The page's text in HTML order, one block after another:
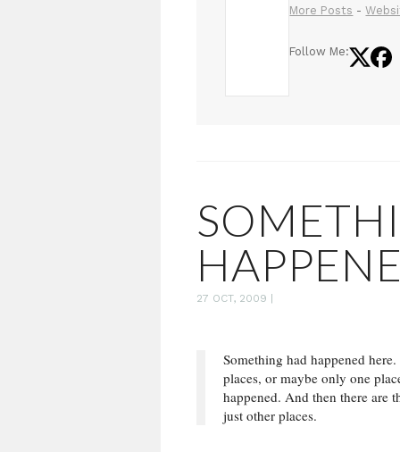
More Posts -
Follow Me:
27 OCT, 2009 |
Something had happened
places, or maybe only one
happened. And then there are
just other places.